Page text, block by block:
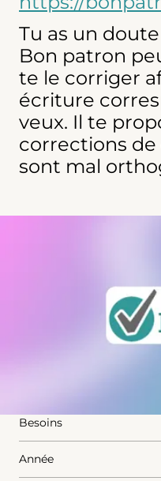
Tu as un
Bon patron
te le corriger
écriture
veux. Il te
corrections
sont mal
Besoins
Année